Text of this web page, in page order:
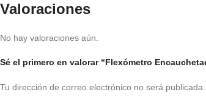
Valoraciones
No hay valoraciones aún.
Sé el primero en valorar “Flexómetro
Tu dirección de correo electrónico no será publicada.